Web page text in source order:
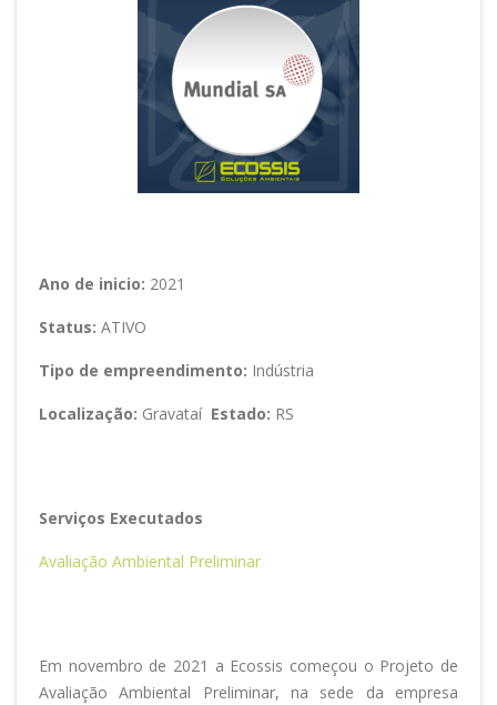
Ano de inicio: 2021
Status: ATIVO
Tipo de empreendimento: Indústria
Localização: Gravataí Estado: RS
Serviços Executados
Avaliação Ambiental Preliminar
Em novembro de 2021 a Ecossis começou o Projeto de
Avaliação Ambiental Preliminar, na sede da empresa